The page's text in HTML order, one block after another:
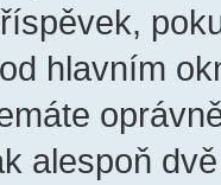
hlavním
alespoň